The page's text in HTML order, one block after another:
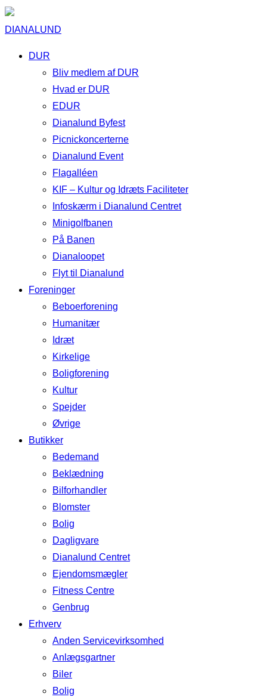
DIANALUND
DUR
Bliv medlem af DUR
Hvad er DUR
EDUR
Dianalund Byfest
Picnickoncerterne
Dianalund Event
Flagalléen
KIF – Kultur og Idræts Faciliteter
Infoskærm i Dianalund Centret
Minigolfbanen
På Banen
Dianaloopet
Flyt til Dianalund
Foreninger
Beboerforening
Humanitær
Idræt
Kirkelige
Boligforening
Kultur
Spejder
Øvrige
Butikker
Bedemand
Beklædning
Bilforhandler
Blomster
Bolig
Dagligvare
Dianalund Centret
Ejendomsmægler
Fitness Centre
Genbrug
Erhverv
Anden Servicevirksomhed
Anlægsgartner
Biler
Bolig